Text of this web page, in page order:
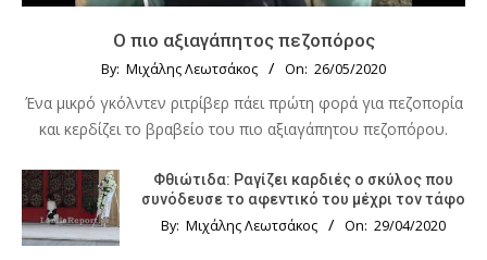
Ο πιο αξιαγάπητος πεζοπόρος
By: Μιχάλης Λεωτσάκος On: 26/05/2020
Ένα μικρό γκόλντεν ριτρίβερ πάει πρώτη φορά για πεζοπορία
και κερδίζει το βραβείο του πιο αξιαγάπητου πεζοπόρου.
Φθιώτιδα: Ραγίζει καρδιές ο σκύλος που
συνόδευσε το αφεντικό του μέχρι τον τάφο
By: Μιχάλης Λεωτσάκος On: 29/04/2020